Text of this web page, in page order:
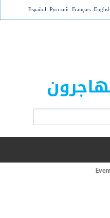
Jump to
Français
Русский
Español